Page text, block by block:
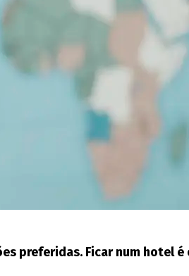
preferidas. Ficar num hotel